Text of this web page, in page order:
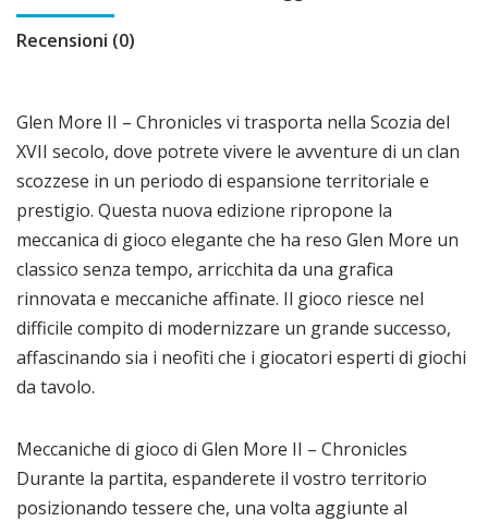
Recensioni (0)
Glen More II – Chronicles vi trasporta nella Scozia del
XVII secolo, dove potrete vivere le avventure di un clan
scozzese in un periodo di espansione territoriale e
prestigio. Questa nuova edizione ripropone la
meccanica di gioco elegante che ha reso Glen More un
classico senza tempo, arricchita da una grafica
rinnovata e meccaniche affinate. Il gioco riesce nel
difficile compito di modernizzare un grande successo,
affascinando sia i neofiti che i giocatori esperti di giochi
da tavolo.
Meccaniche di gioco di Glen More II – Chronicles
Durante la partita, espanderete il vostro territorio
posizionando tessere che, una volta aggiunte al